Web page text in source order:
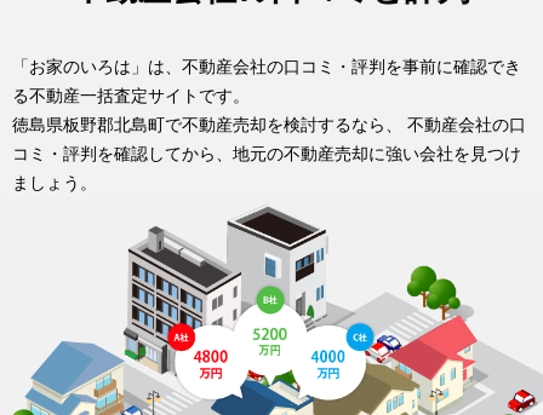
「お家のいろは」は、不動産会社の口コミ・評判を事前に確認でき
る不動産一括査定サイトです。
徳島県板野郡北島町で不動産売却を検討するなら、 不動産会社の口
コミ・評判を確認してから、地元の不動産売却に強い会社を見つけ
ましょう。